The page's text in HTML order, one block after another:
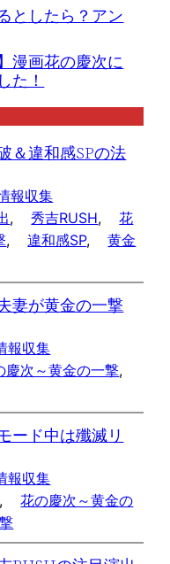
としたら？アン
漫画花の慶次に
た！
＆違和感SPの法
報収集
, 秀吉RUSH,
花
, 違和感SP,
黄金
妻が黄金の一撃
報収集
慶次～黄金の一撃
ード中は殲滅リ
報収集
,
花の慶次～黄金の